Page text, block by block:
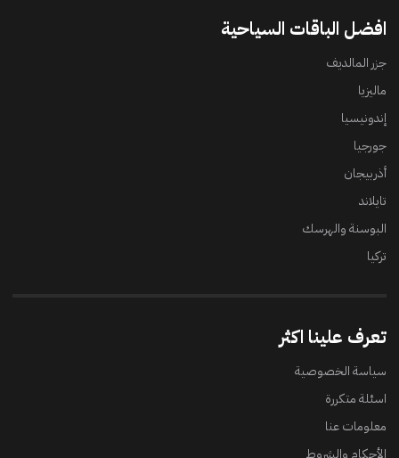
افضل الباقات السياحية
جزر المالديف
ماليزيا
إندونيسيا
جورجيا
أذربيجان
تايلاند
البوسنة والهرسك
تركيا
تعرف علينا اكثر
سياسة الخصوصية
اسئلة متكررة
معلومات عنا